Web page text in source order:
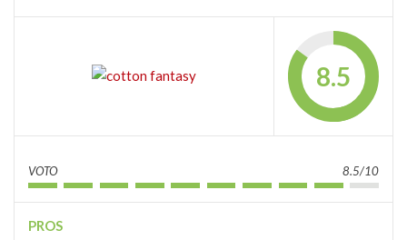
8.5
VOTO 8.5/10
PROS